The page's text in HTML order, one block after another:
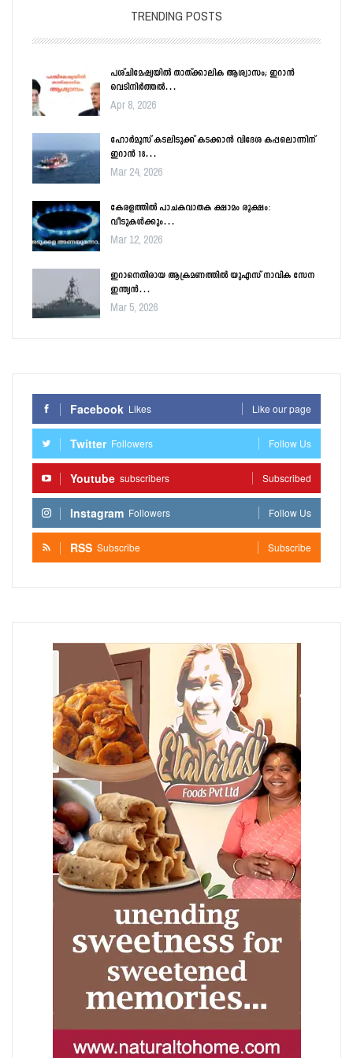
TRENDING POSTS
പശ്ചിമേഷ്യയിൽ താത്ക്കാലിക ആശ്വാസം; ഇറാൻ
വെടിനിർത്തൽ…
Apr 8, 2026
ഹോർമൂസ് കടലിടുക്ക് കടക്കാൻ വിദേശ കപ്പലൊന്നിന്
ഇറാൻ 18…
Mar 24, 2026
കേരളത്തിൽ പാചകവാതക ക്ഷാമം രൂക്ഷം:
വീടുകൾക്കും…
Mar 12, 2026
ഇറാനെതിരായ ആക്രമണത്തിൽ യുഎസ് നാവിക സേന
ഇന്ത്യൻ…
Mar 5, 2026
Facebook Likes Like our page
Twitter Followers Follow Us
Youtube subscribers Subscribed
Instagram Followers Follow Us
RSS Subscribe Subscribe